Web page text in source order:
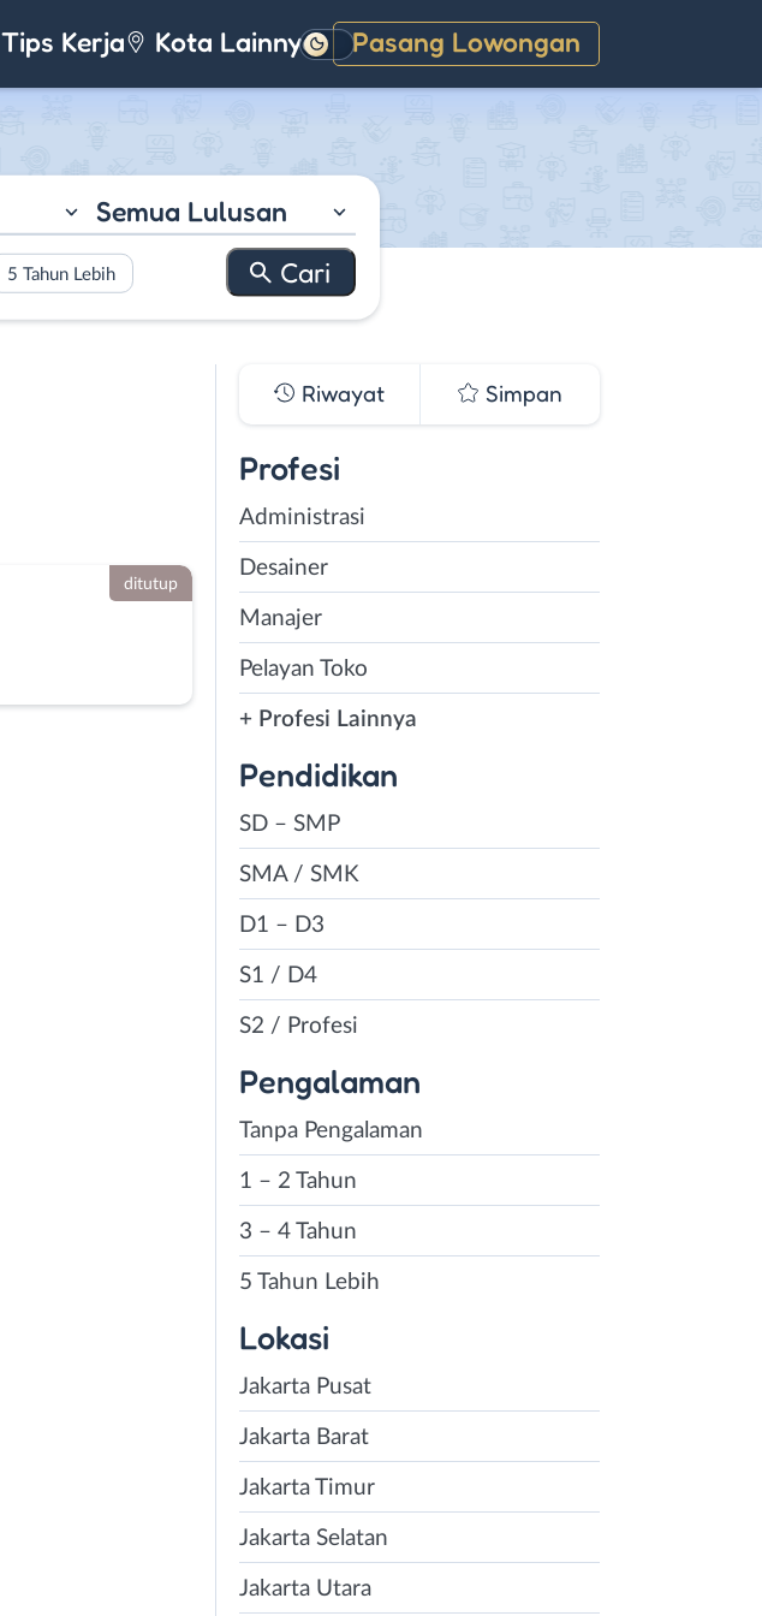
Tips Kerja Kota Lainnya Pasang Lowongan
Gelap
Semua Lulusan
5 Tahun Lebih
ditutup
Riwayat Simpan
Profesi
Administrasi
Desainer
Manajer
Pelayan Toko
+ Profesi Lainnya
Pendidikan
SD – SMP
SMA / SMK
D1 – D3
S1 / D4
S2 / Profesi
Pengalaman
Tanpa Pengalaman
1 – 2 Tahun
3 – 4 Tahun
5 Tahun Lebih
Lokasi
Jakarta Pusat
Jakarta Barat
Jakarta Timur
Jakarta Selatan
Jakarta Utara